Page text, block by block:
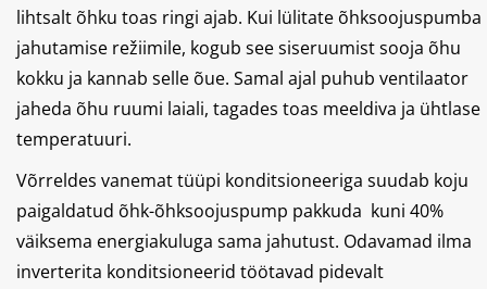
lihtsalt õhku toas ringi ajab. Kui lülitate õhksoojuspumba
jahutamise režiimile, kogub see siseruumist sooja õhu
kokku ja kannab selle õue. Samal ajal puhub ventilaator
jaheda õhu ruumi laiali, tagades toas meeldiva ja ühtlase
temperatuuri.
Võrreldes vanemat tüüpi konditsioneeriga suudab koju
paigaldatud õhk-õhksoojuspump pakkuda kuni 40%
väiksema energiakuluga sama jahutust. Odavamad ilma
inverterita konditsioneerid töötavad pidevalt